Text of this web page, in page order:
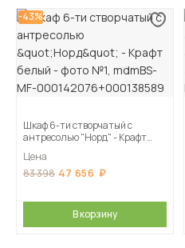
-43%
Шкаф 6-ти створчатый с
антресолью "Норд" - Крафт
Цена
83 398 47 656
В корзину